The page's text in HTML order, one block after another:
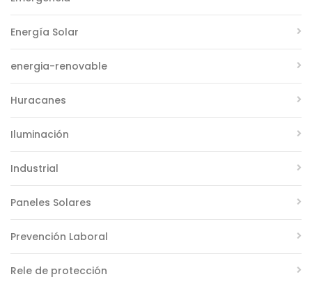
Energía Solar
energia-renovable
Huracanes
Iluminación
Industrial
Paneles Solares
Prevención Laboral
Rele de protección